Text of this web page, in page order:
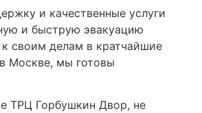
и качественные услуги
и быструю эвакуацию
своим делам в кратчайшие
Москве, мы готовы
ТРЦ Горбушкин Двор, не